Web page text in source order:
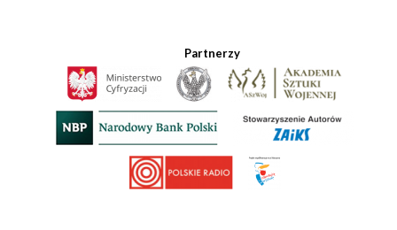
Partnerzy